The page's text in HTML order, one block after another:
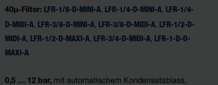
40µ-Filter: LFR-1/8-D-MINI-A, LFR-1/4-D-MINI-A, LFR-1/4-
D-MIDI-A, LFR-3/8-D-MINI-A, LFR-3/8-D-MIDI-A, LFR-1/2-D-
MIDI-A, LFR-1/2-D-MAXI-A, LFR-3/4-D-MIDI-A, LFR-1-D-O-
MAXI-A
0,5 … 12 bar, mit automatischem Kondensatablass,